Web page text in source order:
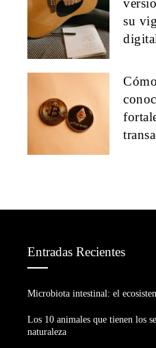
su
Entradas Recientes
Microbiota intestinal: el
Los 10 animales que tienen los
naturaleza